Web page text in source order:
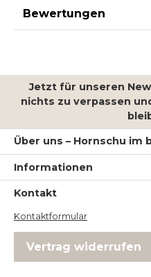
Bewertungen
Jetzt für unseren
nichts zu verpassen
Über uns – Hornschu im
Informationen
Kontakt
Kontaktformular
Vertrag widerrufen